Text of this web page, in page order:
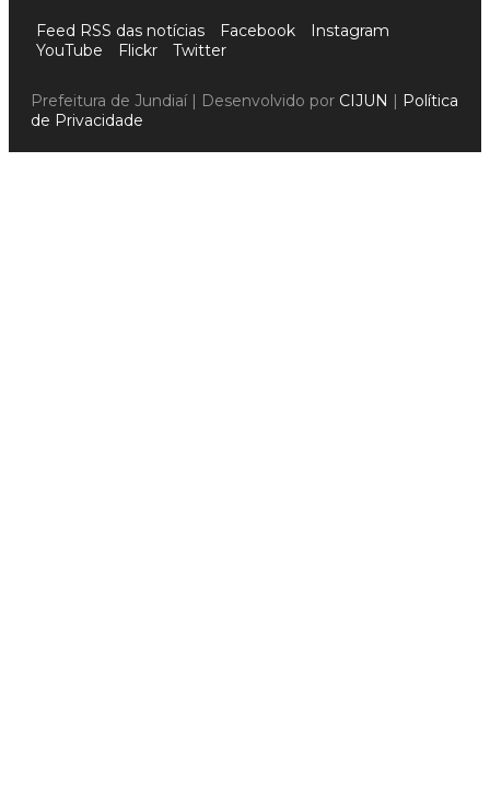
Feed RSS das notícias Facebook
Instagram
YouTube
Flickr Twitter
Prefeitura de Jundiaí | Desenvolvido por CIJUN | Política
de Privacidade